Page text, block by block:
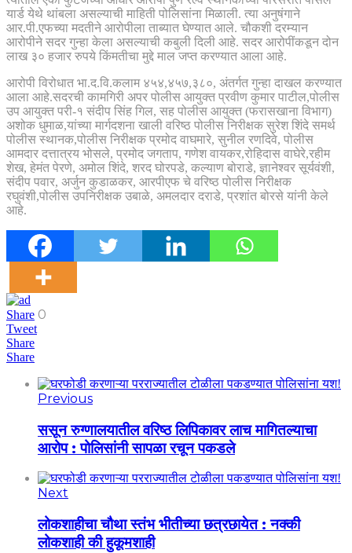
यार्ड येथे थांबला असल्याची माहिती पोलिसांना मिळाली. त्या अनुषंगाने
आर.पी.एफच्या मदतीने आरोपीला ताब्यात घेण्यात आले. चौकशी दरम्यान
आरोपीने सदर गुन्हा केला असल्याची कबुली दिली आहे. सदर आरोपींकडून दोन
लाख ३० हजार रुपये किंमतीचा मुद्दे माल जप्त करण्यात आला आहे.
आरोपी विरोधात भा.द.वि.कलाम ४५४,४५७,३८०, अंतर्गत गुन्हा दाखल करण्यात
आला आहे.सदरची कामगिरी अपर पोलीस आयुक्त प्रवीण कुमार पाटील,पोलीस
उप आयुक्त परी-१ संदीप सिंह गिल, सह पोलीस आयुक्त (फरासखाना विभाग)
अशोक धुमाळ,यांच्या मार्गदशना खाली वरिष्ठ पोलीस निरीक्षक सुरेश शिंदे समर्थ
पोलीस स्थानक,पोलीस निरीक्षक प्रमोद वाघमारे, सुनील रणदिवे, पोलीस
आमदार दत्तात्रय भोसले, प्रमोद जगताप, गणेश वायकर,रोहिदास वाघेरे,रहीम
शेख, हेमंत पेरणे, अमोल शिंदे, शरद घोरपडे, कल्याण बोराडे, ज्ञानेश्वर सूर्यवंशी,
संदीप पवार, अर्जुन कुडाळकर, आरपीएफ चे वरिष्ठ पोलीस निरीक्षक
रघुवंशी,पोलीस उपनिरीक्षक उबाळे, अमलदार दराडे, प्रशांत बोरसे यांनी केले
आहे.
Share 0
Tweet
Share
Share
Previous
ससून रुग्णालयातील वरिष्ठ लिपिकावर लाच मागितल्याचा
आरोप : पोलिसांनी सापळा रचून पकडले
Next
लोकशाहीचा चौथा स्तंभ भीतीच्या छत्रछायेत : नक्की
लोकशाही की हुकूमशाही